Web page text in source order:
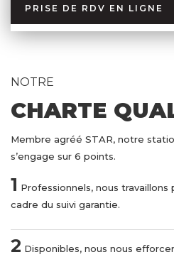
PRISE DE RDV EN LIGNE
NOTRE
CHARTE
Membre agréé STAR, notre
s’engage sur 6 points.
1 Professionnels, nous travaillons
cadre du suivi garantie.
2 Disponibles, nous nous